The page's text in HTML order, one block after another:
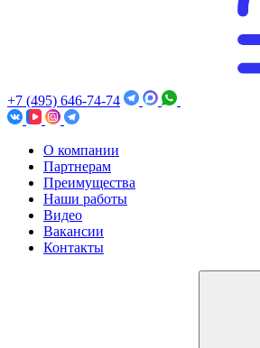
+7 (495) 646-74-74
О компании
Партнерам
Преимущества
Наши работы
Видео
Вакансии
Контакты